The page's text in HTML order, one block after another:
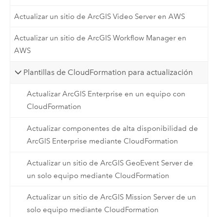
Actualizar un sitio de ArcGIS Video Server en AWS
Actualizar un sitio de ArcGIS Workflow Manager en
AWS
Plantillas de CloudFormation para actualización
Actualizar ArcGIS Enterprise en un equipo con
CloudFormation
Actualizar componentes de alta disponibilidad de
ArcGIS Enterprise mediante CloudFormation
Actualizar un sitio de ArcGIS GeoEvent Server de
un solo equipo mediante CloudFormation
Actualizar un sitio de ArcGIS Mission Server de un
solo equipo mediante CloudFormation